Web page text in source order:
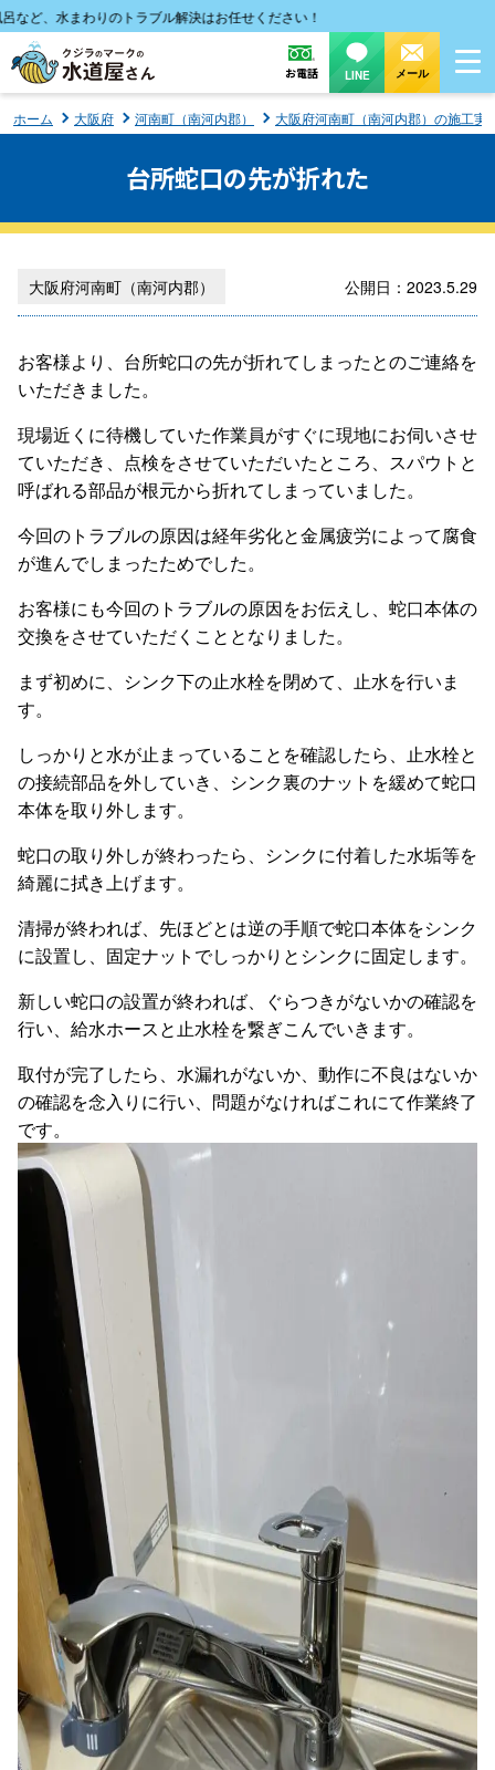
ど、水まわりのトラブル解決はお任せください！
お電話 LINE メール
ホーム 大阪府 河南町（南河内郡） 大阪府河南町（南河内郡）の施工実
台所蛇口の先が折れた
大阪府河南町（南河内郡） 公開日：2023.5.29
お客様より、台所蛇口の先が折れてしまったとのご連絡を
いただきました。
現場近くに待機していた作業員がすぐに現地にお伺いさせ
ていただき、点検をさせていただいたところ、スパウトと
呼ばれる部品が根元から折れてしまっていました。
今回のトラブルの原因は経年劣化と金属疲労によって腐食
が進んでしまったためでした。
お客様にも今回のトラブルの原因をお伝えし、蛇口本体の
交換をさせていただくこととなりました。
まず初めに、シンク下の止水栓を閉めて、止水を行いま
す。
しっかりと水が止まっていることを確認したら、止水栓と
の接続部品を外していき、シンク裏のナットを緩めて蛇口
本体を取り外します。
蛇口の取り外しが終わったら、シンクに付着した水垢等を
綺麗に拭き上げます。
清掃が終われば、先ほどとは逆の手順で蛇口本体をシンク
に設置し、固定ナットでしっかりとシンクに固定します。
新しい蛇口の設置が終われば、ぐらつきがないかの確認を
行い、給水ホースと止水栓を繋ぎこんでいきます。
取付が完了したら、水漏れがないか、動作に不良はないか
の確認を念入りに行い、問題がなければこれにて作業終了
です。